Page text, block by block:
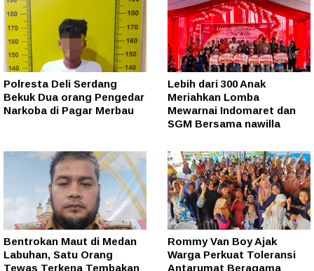
Polresta Deli Serdang
Bekuk Dua orang Pengedar
Narkoba di Pagar Merbau
Lebih dari 300 Anak
Meriahkan Lomba
Mewarnai Indomaret dan
SGM Bersama nawilla
Bentrokan Maut di Medan
Labuhan, Satu Orang
Tewas Terkena Tembakan
Rommy Van Boy Ajak
Warga Perkuat Toleransi
Antarumat Beragama